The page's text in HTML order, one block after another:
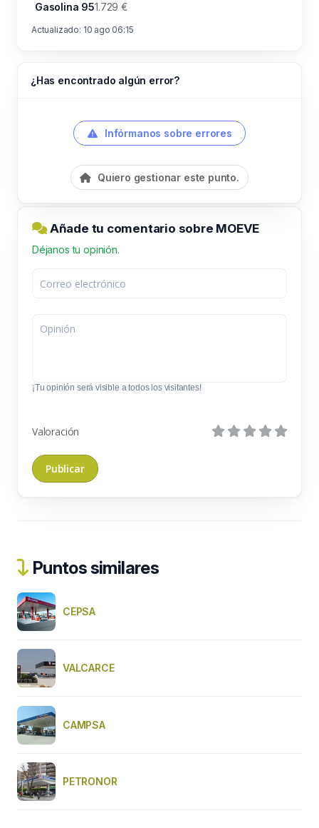
Gasolina 951.729 €
Actualizado: 10 ago 06:15
¿Has encontrado algún error?
Infórmanos sobre errores
Quiero gestionar este punto.
Añade tu comentario sobre MOEVE
Déjanos tu opinión.
¡Tu opinión será visible a todos los visitantes!
Valoración
Puntos similares
CEPSA
VALCARCE
CAMPSA
PETRONOR